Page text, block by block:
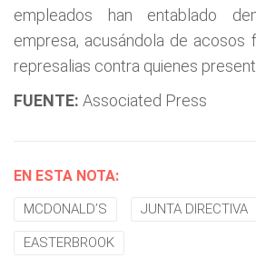
empleados han entablado
empresa, acusándola de acosos
represalias contra quienes
FUENTE: Associated Press
EN ESTA NOTA:
MCDONALD’S JUNTA DIRECTIVA
EASTERBROOK